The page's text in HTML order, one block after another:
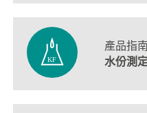
產品指南
水份測